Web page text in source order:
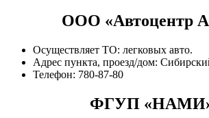
ООО «Автоцентр
Осуществляет ТО: легковых авто.
Адрес пункта, проезд/дом:
Телефон: 780-87-80
ФГУП